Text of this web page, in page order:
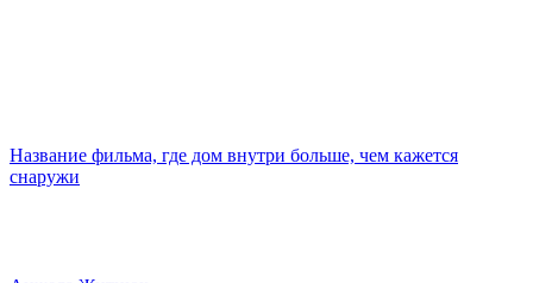
Название фильма, где дом внутри больше, чем кажется
снаружи